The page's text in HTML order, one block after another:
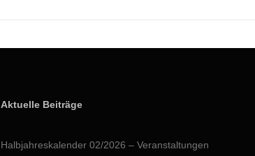
Aktuelle Beiträge
Halbjahreskalender 02/2026 – Veranstaltungen